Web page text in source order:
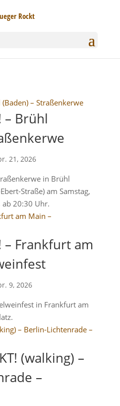
– Brühl
21, 2026
in Brühl
Straße) am Samstag,
20:30 Uhr.
– Frankfurt am
9, 2026
in Frankfurt am
(walking) –
–